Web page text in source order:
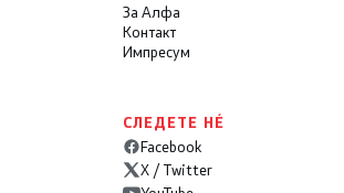
За Алфа
Контакт
Импресум
СЛЕДЕТЕ НÉ
Facebook
X / Twitter